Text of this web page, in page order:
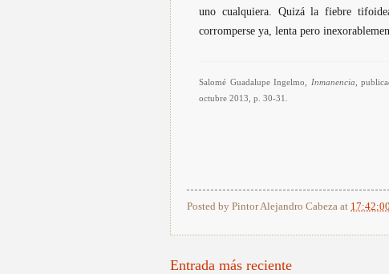
uno cualquiera. Quizá la fiebre
corromperse ya, lenta pero
Salomé Guadalupe Ingelmo Inmanencia ,
octubre 2013, p. 30-31.
Posted by Pintor Alejandro Cabeza at 17:42:00
Entrada más reciente